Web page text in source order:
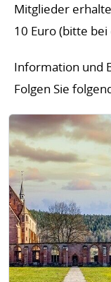
Mitglieder
10 Euro (bitte
Information und
Folgen Sie